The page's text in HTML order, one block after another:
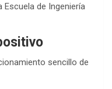
Escuela de Ingeniería
sencillo de